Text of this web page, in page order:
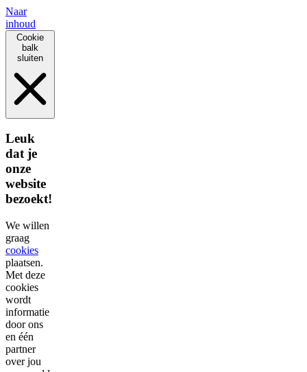
Naar
inhoud
Cookie
balk
sluiten
Leuk
dat je
onze
website
bezoekt!
We willen
graag
cookies
plaatsen.
Met deze
cookies
wordt
informatie
door ons
en één
partner
over jou